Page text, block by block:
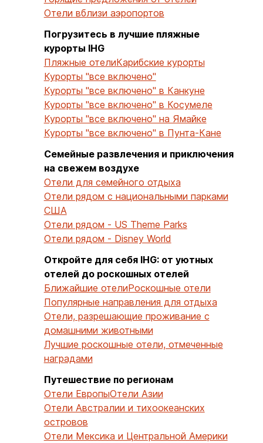
Отели вблизи аэропортов
Погрузитесь в лучшие пляжные
курорты IHG
Пляжные отелиКарибские курорты
Курорты "все включено"
Курорты "все включено" в Канкуне
Курорты "все включено" в Косумеле
Курорты "все включено" на Ямайке
Курорты "все включено" в Пунта-Кане
Семейные развлечения и приключения
на свежем воздухе
Отели для семейного отдыха
Отели рядом с национальными парками
США
Отели рядом - US Theme Parks
Отели рядом - Disney World
Откройте для себя IHG: от уютных
отелей до роскошных отелей
Ближайшие отелиРоскошные отели
Популярные направления для отдыха
Отели, разрешающие проживание с
домашними животными
Лучшие роскошные отели, отмеченные
наградами
Путешествие по регионам
Отели ЕвропыОтели Азии
Отели Австралии и тихоокеанских
островов
Отели Мексика и Центральной Америки